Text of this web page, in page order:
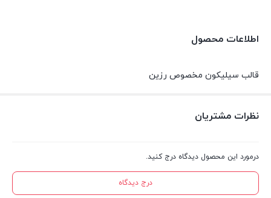
اطلاعات محصول
قالب سیلیکون مخصوص رزین
نظرات مشتریان
درمورد این محصول دیدگاه درج کنید.
درج دیدگاه